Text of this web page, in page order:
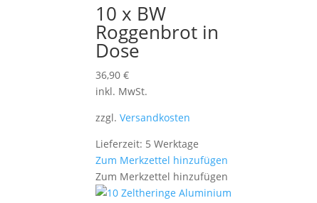
10 x BW
Roggenbrot in
Dose
36,90€
inkl. MwSt.
zzgl.Versandkosten
Lieferzeit: 5 Werktage
Zum Merkzettel hinzufügen
Zum Merkzettel hinzufügen